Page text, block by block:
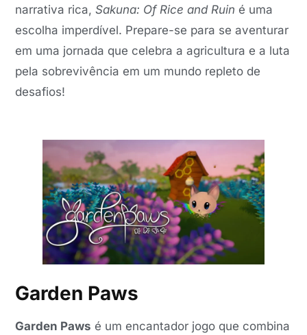
narrativa rica,Sakuna: Of Rice and Ruin é uma
escolha imperdível. Prepare-se para se aventurar
em uma jornada que celebra a agricultura e a luta
pela sobrevivência em um mundo repleto de
desafios!
Garden Paws
Garden Paws é um encantador jogo que combina